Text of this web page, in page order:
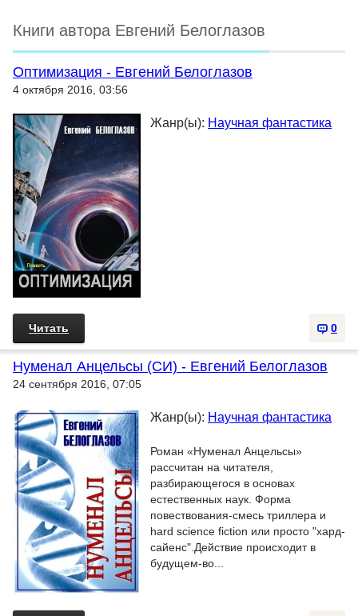
Книги автора Евгений Белоглазов
Оптимизация - Евгений Белоглазов
4 октября 2016, 03:56
Жанр(ы): Научная фантастика
0
Читать
Нуменал Анцельсы (СИ) - Евгений Белоглазов
24 сентября 2016, 07:05
Жанр(ы): Научная фантастика
Роман «Нуменал Анцельсы»
рассчитан на читателя,
разбирающегося в основах
естественных наук. Форма
повествования-смесь триллера и
hard science fiction или просто "хард-
сайенс".Действие происходит в
будущем-во...